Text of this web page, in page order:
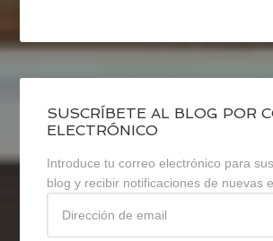
SUSCRÍBETE AL BLOG POR
ELECTRÓNICO
Introduce tu correo electrónico para
blog y recibir notificaciones de nuevas